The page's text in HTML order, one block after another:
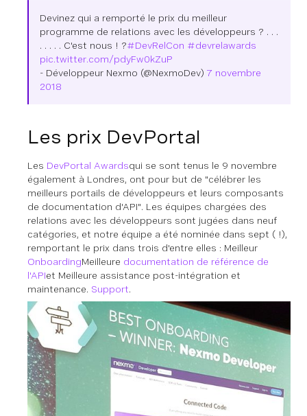
Devinez qui a remporté le prix du meilleur
programme de relations avec les développeurs ? . . .
. . . . . C'est nous ! ?#DevRelCon #devrelawards
pic.twitter.com/pdyFw0kZuP
- Développeur Nexmo (@NexmoDev) 7 novembre
2018
Les prix DevPortal
Les DevPortal Awardsqui se sont tenus le 9 novembre
également à Londres, ont pour but de "célébrer les
meilleurs portails de développeurs et leurs composants
de documentation d'API". Les équipes chargées des
relations avec les développeurs sont jugées dans neuf
catégories, et notre équipe a été nominée dans sept ( !),
remportant le prix dans trois d'entre elles : Meilleur
OnboardingMeilleure documentation de référence de
l'APIet Meilleure assistance post-intégration et
maintenance. Support.